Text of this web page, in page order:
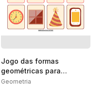
Jogo das formas
geométricas para
Educação Infantil
Geometria